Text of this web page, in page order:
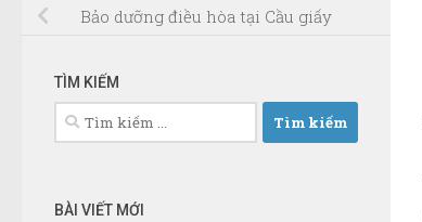
Bảo dưỡng điều hòa tại Cầu giấy
TÌM KIẾM
Tìm
kiếm
BÀI VIẾT MỚI